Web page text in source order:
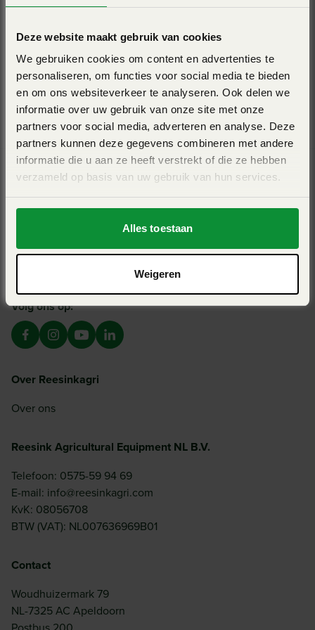
Deze website maakt gebruik van cookies
We gebruiken cookies om content en advertenties te
personaliseren, om functies voor social media te bieden
en om ons websiteverkeer te analyseren. Ook delen we
informatie over uw gebruik van onze site met onze
partners voor social media, adverteren en analyse. Deze
partners kunnen deze gegevens combineren met andere
informatie die u aan ze heeft verstrekt of die ze hebben
verzameld op basis van uw gebruik van hun services.
Alles toestaan
Weigeren
zand- en zoutstrooiers. Er is genoeg keuze om de
Landschaps- en wegonderhoud
Volg ons op:
Over Reesinkagri
Over ons
Reesink Agricultural Equipment NL B.V.
Telefoon: 0575-59 94 69
E-mail: info@reesinkagri.com
KvK: 08056708
BTW (VAT): NL007636969B01
Contact
Woudhuizermark 79
NL-7325 AC Apeldoorn